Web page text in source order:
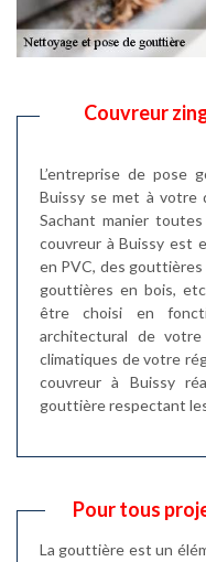
Couvreur
L’entreprise de pose
Buissy se met à votre
Sachant manier
couvreur à Buissy est
en PVC, des
gouttières en bois,
être choisi en
architectural de
climatiques de votre
couvreur à Buissy
gouttière respectant
Pour tous
La gouttière est un